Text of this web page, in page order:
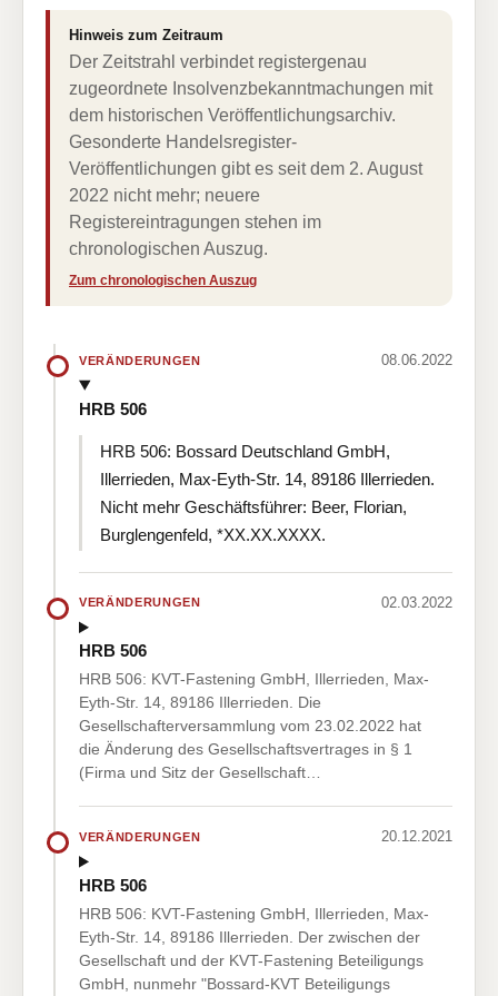
Hinweis zum Zeitraum
Der Zeitstrahl verbindet registergenau
zugeordnete Insolvenzbekanntmachungen mit
dem historischen Veröffentlichungsarchiv.
Gesonderte Handelsregister-
Veröffentlichungen gibt es seit dem 2. August
2022 nicht mehr; neuere
Registereintragungen stehen im
chronologischen Auszug.
Zum chronologischen Auszug
VERÄNDERUNGEN 08.06.2022
HRB 506
HRB 506: Bossard Deutschland GmbH,
Illerrieden, Max-Eyth-Str. 14, 89186 Illerrieden.
Nicht mehr Geschäftsführer: Beer, Florian,
Burglengenfeld, *XX.XX.XXXX.
VERÄNDERUNGEN 02.03.2022
HRB 506
HRB 506: KVT-Fastening GmbH, Illerrieden, Max-
Eyth-Str. 14, 89186 Illerrieden. Die
Gesellschafterversammlung vom 23.02.2022 hat
die Änderung des Gesellschaftsvertrages in § 1
(Firma und Sitz der Gesellschaft…
VERÄNDERUNGEN 20.12.2021
HRB 506
HRB 506: KVT-Fastening GmbH, Illerrieden, Max-
Eyth-Str. 14, 89186 Illerrieden. Der zwischen der
Gesellschaft und der KVT-Fastening Beteiligungs
GmbH, nunmehr "Bossard-KVT Beteiligungs